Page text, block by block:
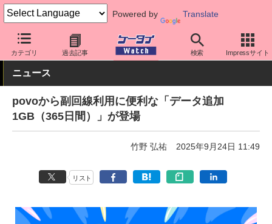
Powered by Translate
カテゴリ 過去記事 検索 Impressサイト
ケータイ Watch キャリア au povo
ニュース
povoから副回線利用に便利な「データ追加
1GB（365日間）」が登場
竹野 弘祐 2025年9月24日 11:49
リスト